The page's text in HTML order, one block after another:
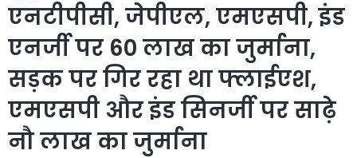
एनटीपीसी, जेपीएल, एमएसपी, इंड
एनर्जी पर 60 लाख का जुर्माना,
सड़क पर गिर रहा था फ्लाईएश,
एमएसपी और इंड सिनर्जी पर साढ़े
नौ लाख का जुर्माना